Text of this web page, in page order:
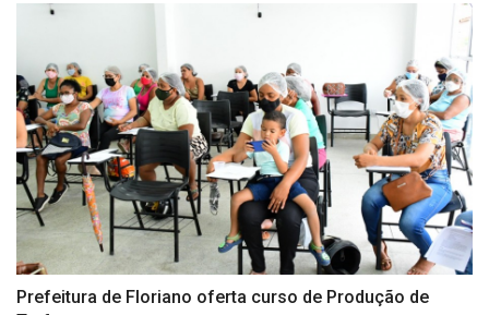
Prefeitura de Floriano oferta curso de Produção de